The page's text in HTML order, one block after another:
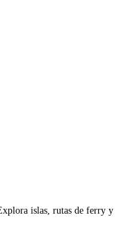
islas, rutas de ferry y